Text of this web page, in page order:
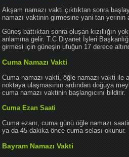
Akşam namazı vakti çıktıktan sonra
namazı vaktinin girmesine yani tan yerinin
Güneş battıktan sonra oluşan kızıllığın
anlamına gelir. T.C Diyanet İşleri
girmesi için güneşin ufuğun 17 derece
Cuma Namazı Vakti
Cuma namazı vakti, öğle namazı vakti ile
noktaya ulaşmasının ardından doğuya
cuma namazı vaktinin başlangıcını bildirir.
Cuma Ezan Saati
Cuma ezanı, cuma günü öğle namazı
ya da 45 dakika önce cuma selası okunur.
Bayram Namazı Vakti